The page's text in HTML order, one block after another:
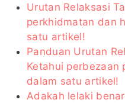
Urutan Relaksasi
perkhidmatan dan
satu artikel!
Panduan Urutan
Ketahui perbezaan
dalam satu artikel!
Adakah lelaki